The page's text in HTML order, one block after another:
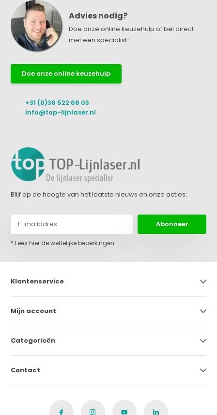
Advies nodig?
Doe onze online keuzehulp of bel direct
met een specialist!
Doe onze online keuzehulp
+31 (0)36 522 68 03
info@top-lijnlaser.nl
Blijf op de hoogte van het laatste nieuws en onze acties:
Abonneer
* Lees hier de wettelijke beperkingen
Klantenservice
Mijn account
Categorieën
Contact